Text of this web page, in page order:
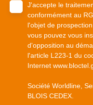
J'accepte le
conformément au
l'objet de
vous pouvez vous
d'opposition au
l'article L223-1 du
Internet
Société Worldline,
BLOIS CEDEX.